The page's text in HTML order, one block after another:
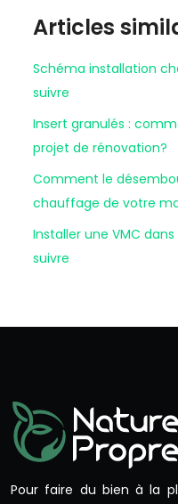
Articles
Schéma installation
suivre
Insert granulés :
projet de rénovation?
Comment le
chauffage de votre
Installer une VMC
suivre
Pour faire du bien à la